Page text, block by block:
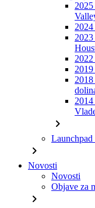
chevron_right
chevron_right
Novosti
Novosti
Objave za
chevron_right